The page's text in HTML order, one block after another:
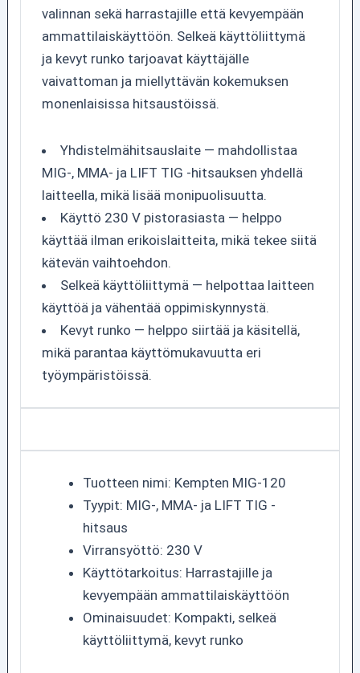
valinnan sekä harrastajille että kevyempään
ammattilaiskäyttöön. Selkeä käyttöliittymä
ja kevyt runko tarjoavat käyttäjälle
vaivattoman ja miellyttävän kokemuksen
monenlaisissa hitsaustöissä.
Yhdistelmähitsauslaite — mahdollistaa
MIG-, MMA- ja LIFT TIG -hitsauksen yhdellä
laitteella, mikä lisää monipuolisuutta.
Käyttö 230 V pistorasiasta — helppo
käyttää ilman erikoislaitteita, mikä tekee siitä
kätevän vaihtoehdon.
Selkeä käyttöliittymä — helpottaa laitteen
käyttöä ja vähentää oppimiskynnystä.
Kevyt runko — helppo siirtää ja käsitellä,
mikä parantaa käyttömukavuutta eri
työympäristöissä.
Tuotteen nimi: Kempten MIG-120
Tyypit: MIG-, MMA- ja LIFT TIG -
hitsaus
Virransyöttö: 230 V
Käyttötarkoitus: Harrastajille ja
kevyempään ammattilaiskäyttöön
Ominaisuudet: Kompakti, selkeä
käyttöliittymä, kevyt runko